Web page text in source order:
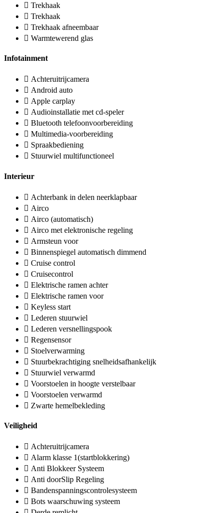
Trekhaak
Trekhaak
Trekhaak afneembaar
Warmtewerend glas
Infotainment
Achteruitrijcamera
Android auto
Apple carplay
Audioinstallatie met cd-speler
Bluetooth telefoonvoorbereiding
Multimedia-voorbereiding
Spraakbediening
Stuurwiel multifunctioneel
Interieur
Achterbank in delen neerklapbaar
Airco
Airco (automatisch)
Airco met elektronische regeling
Armsteun voor
Binnenspiegel automatisch dimmend
Cruise control
Cruisecontrol
Elektrische ramen achter
Elektrische ramen voor
Keyless start
Lederen stuurwiel
Lederen versnellingspook
Regensensor
Stoelverwarming
Stuurbekrachtiging snelheidsafhankelijk
Stuurwiel verwarmd
Voorstoelen in hoogte verstelbaar
Voorstoelen verwarmd
Zwarte hemelbekleding
Veiligheid
Achteruitrijcamera
Alarm klasse 1(startblokkering)
Anti Blokkeer Systeem
Anti doorSlip Regeling
Bandenspanningscontrolesysteem
Bots waarschuwing systeem